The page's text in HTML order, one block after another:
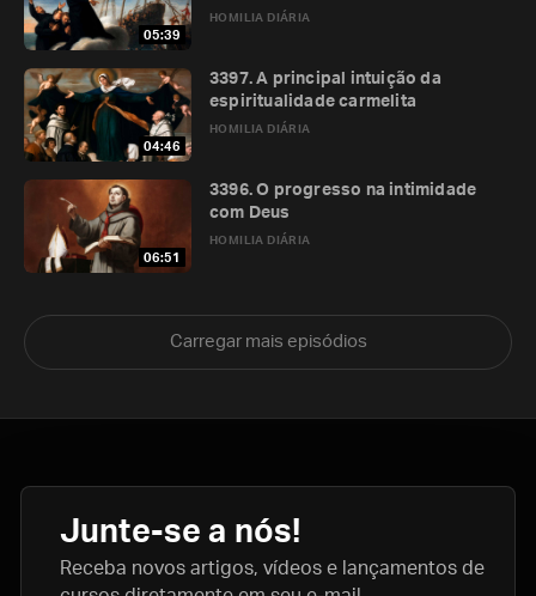
05:39
HOMILIA DIÁRIA
04:46
HOMILIA DIÁRIA
3397. A principal intuição da
espiritualidade carmelita
06:51
HOMILIA DIÁRIA
3396. O progresso na intimidade
com Deus
Carregar mais episódios
Junte-se a nós!
Receba novos artigos, vídeos e lançamentos de